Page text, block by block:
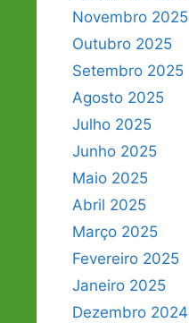
Novembro 2025
Outubro 2025
Setembro 2025
Agosto 2025
Julho 2025
Junho 2025
Maio 2025
Abril 2025
Março 2025
Fevereiro 2025
Janeiro 2025
Dezembro 2024